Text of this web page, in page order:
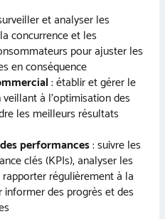
et analyser les
concurrence et les
pour ajuster les
en conséquence
: établir et gérer le
à l’optimisation des
les meilleurs résultats
performances: suivre les
clés (KPIs), analyser les
régulièrement à la
des progrès et des